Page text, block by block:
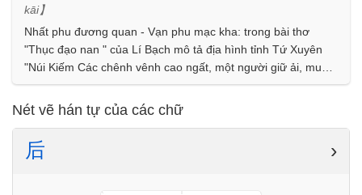
kāi】
Nhất phu đương quan - Vạn phu mạc kha: trong bài thơ
"Thục đạo nan " của Lí Bạch mô tả địa hình tỉnh Tứ Xuyên
"Núi Kiếm Các chênh vênh cao ngất, một người giữ ải, muôn
người khôn qua". Sau thành ngữ này dùng để chỉ hình dung
địa thế hiểm trở, dễ giữ
Nét vẽ hán tự của các chữ
后 ›